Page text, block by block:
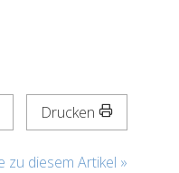
Drucken
zu diesem Artikel »